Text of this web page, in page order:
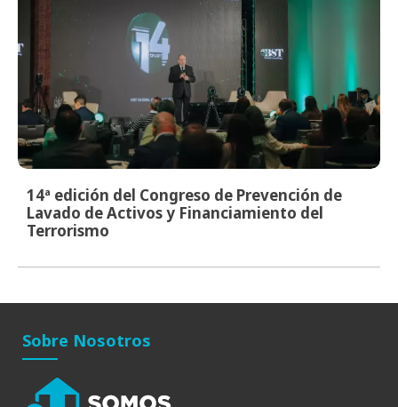
14ª edición del Congreso de Prevención de
Lavado de Activos y Financiamiento del
Terrorismo
Sobre Nosotros